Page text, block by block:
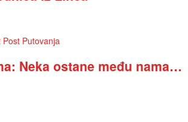
Post Putovanja
Neka ostane među nama…